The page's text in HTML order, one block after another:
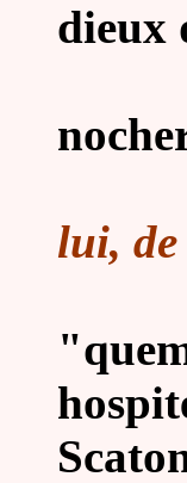
dieux
lui, de